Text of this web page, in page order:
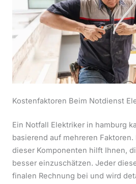
Kostenfaktoren Beim Notdienst
Ein Notfall Elektriker in hamburg
basierend auf mehreren Faktoren.
dieser Komponenten hilft Ihnen,
besser einzuschätzen. Jeder
finalen Rechnung bei und wird